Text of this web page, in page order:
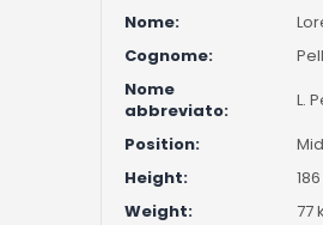
Nome:
Cognome:
Nome
abbreviato:
L.
Position:
Height:
Weight:
77